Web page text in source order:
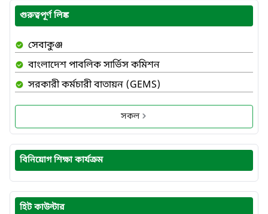
গুরুত্বপূর্ণ লিঙ্ক
সেবাকুঞ্জ
বাংলাদেশ পাবলিক সার্ভিস কমিশন
সরকারী কর্মচারী বাতায়ন (GEMS)
সকল
বিনিয়োগ শিক্ষা কার্যক্রম
হিট কাউন্টার